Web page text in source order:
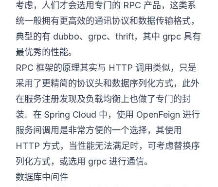
考虑，人们才会选用专门的 RPC 产品，这类系
统一般拥有更高效的通讯协议和数据传输格式，
典型的有 dubbo、grpc、thrift，其中 grpc 具有
最优秀的性能。
RPC 框架的原理其实与 HTTP 调用类似，只是
采用了更精简的协议头和数据序列化方式，此外
在服务注册发现及负载均衡上也做了专门的封
装。在 Spring Cloud 中，使用 OpenFeign 进行
服务间调用是非常方便的一个选择，其使用
HTTP 方式，当性能无法满足时，可考虑替换序
列化方式，或选用 grpc 进行通信。
数据库中间件